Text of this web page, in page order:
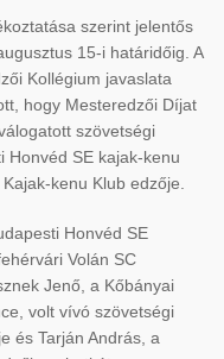
szerint jelentős
15-i határidőig. A
Kollégium javaslata
hogy Mesteredzői Díjat
szövetségi
SE kajak-kenu
kenu Klub edzője.
Honvéd SE
Volán SC
Jenő, a Kőbányai
volt vívó szövetségi
és Tarján András, a